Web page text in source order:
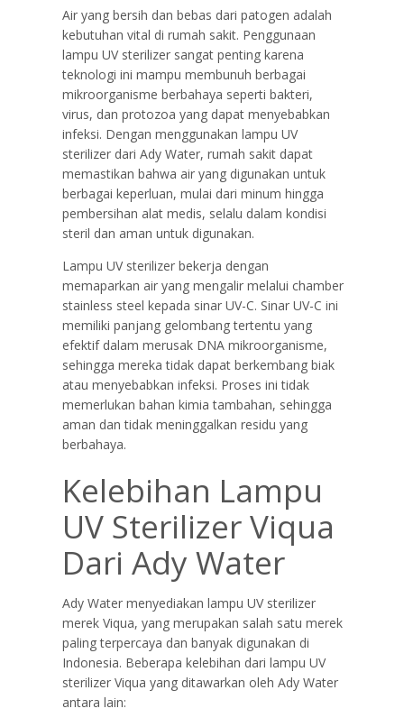
Air yang bersih dan bebas dari patogen adalah
kebutuhan vital di rumah sakit. Penggunaan
lampu UV sterilizer sangat penting karena
teknologi ini mampu membunuh berbagai
mikroorganisme berbahaya seperti bakteri,
virus, dan protozoa yang dapat menyebabkan
infeksi. Dengan menggunakan lampu UV
sterilizer dari Ady Water, rumah sakit dapat
memastikan bahwa air yang digunakan untuk
berbagai keperluan, mulai dari minum hingga
pembersihan alat medis, selalu dalam kondisi
steril dan aman untuk digunakan.
Lampu UV sterilizer bekerja dengan
memaparkan air yang mengalir melalui chamber
stainless steel kepada sinar UV-C. Sinar UV-C ini
memiliki panjang gelombang tertentu yang
efektif dalam merusak DNA mikroorganisme,
sehingga mereka tidak dapat berkembang biak
atau menyebabkan infeksi. Proses ini tidak
memerlukan bahan kimia tambahan, sehingga
aman dan tidak meninggalkan residu yang
berbahaya.
Kelebihan Lampu
UV Sterilizer Viqua
Dari Ady Water
Ady Water menyediakan lampu UV sterilizer
merek Viqua, yang merupakan salah satu merek
paling terpercaya dan banyak digunakan di
Indonesia. Beberapa kelebihan dari lampu UV
sterilizer Viqua yang ditawarkan oleh Ady Water
antara lain: